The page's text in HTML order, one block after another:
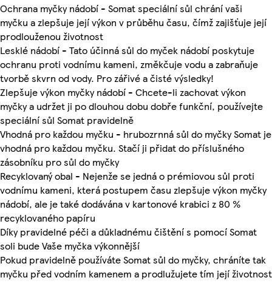
Ochrana myčky nádobí - Somat speciální sůl chrání vaši
myčku a zlepšuje její výkon v průběhu času, čímž zajišťuje její
prodlouženou životnost
Lesklé nádobí - Tato účinná sůl do myček nádobí poskytuje
ochranu proti vodnímu kameni, změkčuje vodu a zabraňuje
tvorbě skvrn od vody. Pro zářivé a čisté výsledky!
Zlepšuje výkon myčky nádobí - Chcete-li zachovat výkon
myčky a udržet ji po dlouhou dobu dobře funkční, používejte
speciální sůl Somat pravidelně
Vhodná pro každou myčku - hrubozrnná sůl do myčky Somat je
vhodná pro každou myčku. Stačí ji přidat do příslušného
zásobníku pro sůl do myčky
Recyklovaný obal - Nejenže se jedná o prémiovou sůl proti
vodnímu kameni, která postupem času zlepšuje výkon myčky
nádobí, ale je také dodávána v kartonové krabici z 80 %
recyklovaného papíru
Díky pravidelné péči a důkladnému čištění s pomocí Somat
soli bude Vaše myčka výkonnější
Pokud pravidelně používáte Somat sůl do myčky, chráníte tak
myčku před vodním kamenem a prodlužujete tím její životnost